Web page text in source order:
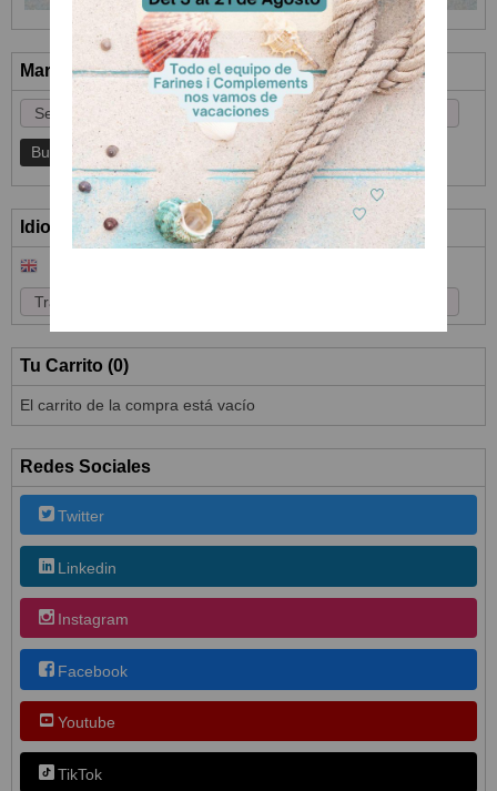
Marcas
Idioma
Tu Carrito (0)
El carrito de la compra está vacío
Redes Sociales
Twitter
Linkedin
Instagram
Facebook
Youtube
TikTok